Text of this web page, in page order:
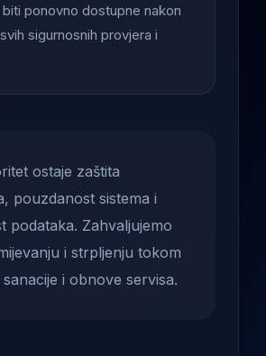
ponovno dostupne nakon
sigurnosnih provjera i
ostaje zaštita
pouzdanost sistema i
podataka. Zahvaljujemo
i strpljenju tokom
i obnove servisa.